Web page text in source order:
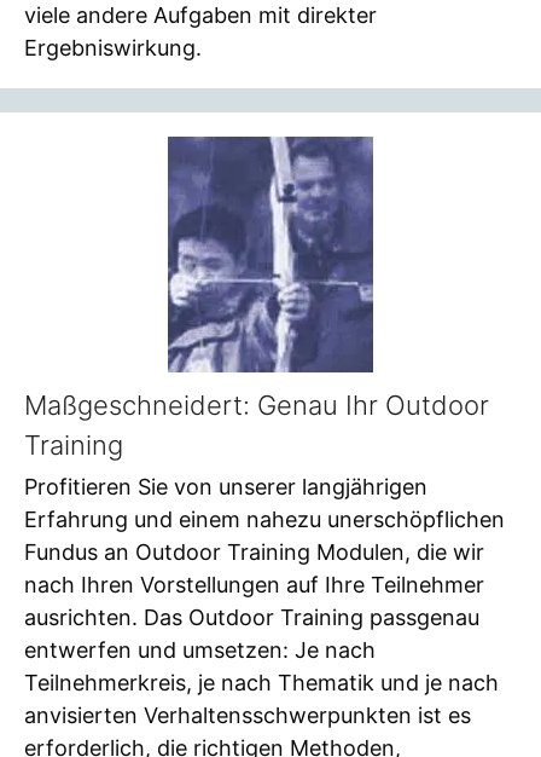
viele andere Aufgaben mit direkter
Ergebniswirkung.
Maßgeschneidert: Genau Ihr Outdoor
Training
Profitieren Sie von unserer langjährigen
Erfahrung und einem nahezu unerschöpflichen
Fundus an Outdoor Training Modulen, die wir
nach Ihren Vorstellungen auf Ihre Teilnehmer
ausrichten. Das Outdoor Training passgenau
entwerfen und umsetzen: Je nach
Teilnehmerkreis, je nach Thematik und je nach
anvisierten Verhaltensschwerpunkten ist es
erforderlich, die richtigen Methoden,